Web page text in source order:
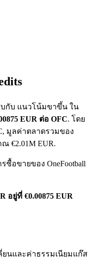
ค่า และสินค้าโภคภัณฑ์
บกับ แนวโน้มขาขึ้น ใน
EUR ต่อ OFC. โดย
มูลค่าตลาดรวมของ
€2.01M EUR.
อขายของ OneFootball
อยู่ที่ €0.00875 EUR
ยนและค่าธรรมเนียมแก๊ส